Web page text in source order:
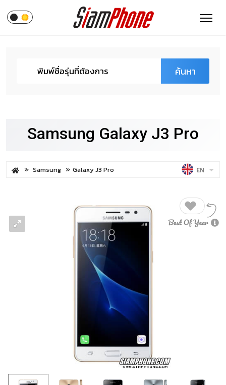
ค้นหา
Samsung Galaxy J3 Pro
Samsung Galaxy J3 Pro EN